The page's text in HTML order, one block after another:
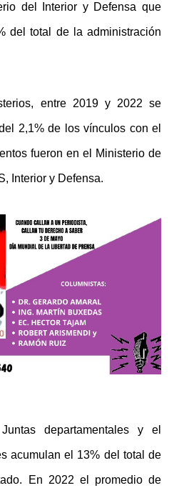
del Interior y Defensa que
del total de la administración
entre 2019 y 2022 se
2,1% de los vínculos con el
fueron en el Ministerio de
Interior y Defensa.
departamentales y el
acumulan el 13% del total de
En 2022 el promedio de